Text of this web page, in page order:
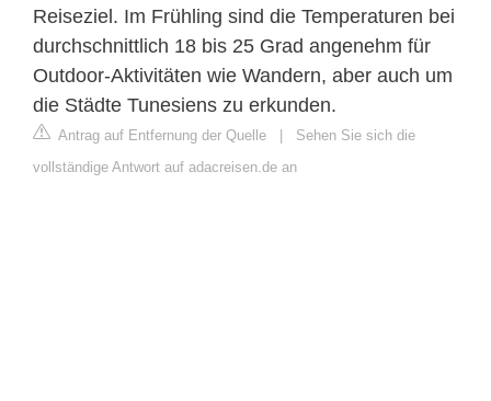
Reiseziel. Im Frühling sind die Temperaturen bei
durchschnittlich 18 bis 25 Grad angenehm für
Outdoor-Aktivitäten wie Wandern, aber auch um
die Städte Tunesiens zu erkunden.
Antrag auf Entfernung der Quelle
Sehen Sie sich die
vollständige Antwort auf adacreisen.de an